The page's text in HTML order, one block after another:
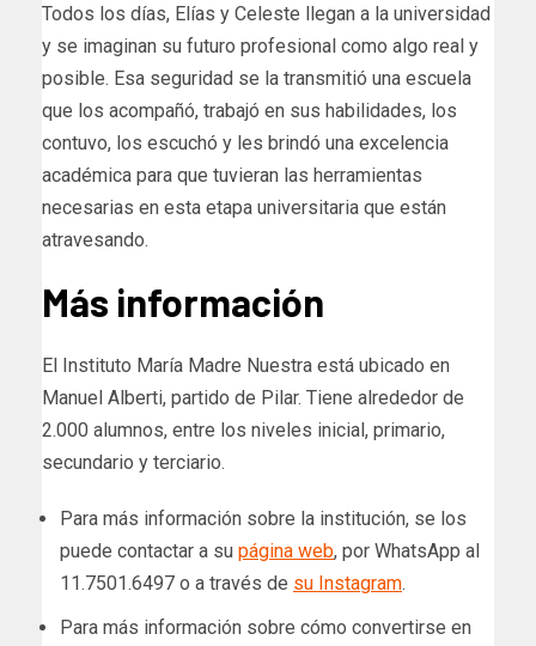
Todos los días, Elías y Celeste llegan a la universidad
y se imaginan su futuro profesional como algo real y
posible. Esa seguridad se la transmitió una escuela
que los acompañó, trabajó en sus habilidades, los
contuvo, los escuchó y les brindó una excelencia
académica para que tuvieran las herramientas
necesarias en esta etapa universitaria que están
atravesando.
Más información
El Instituto María Madre Nuestra está ubicado en
Manuel Alberti, partido de Pilar. Tiene alrededor de
2.000 alumnos, entre los niveles inicial, primario,
secundario y terciario.
Para más información sobre la institución, se los
puede contactar a su página web, por WhatsApp al
11.7501.6497 o a través de su Instagram.
Para más información sobre cómo convertirse en